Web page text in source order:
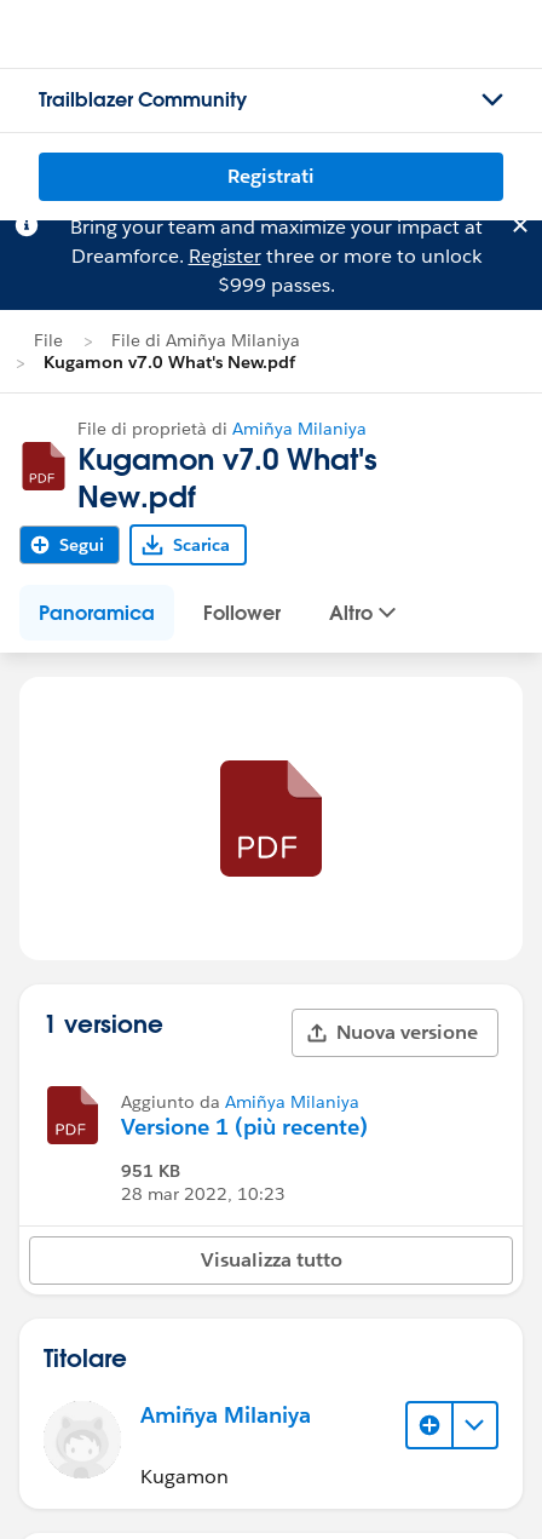
Trailblazer Community
Registrati
Bring your team and maximize your impact at
Dreamforce. Registerthree or more to unlock
$999 passes.
File
File di Amiñya Milaniya
Kugamon v7.0 What's New.pdf
File di proprietà di Amiñya Milaniya
Kugamon v7.0 What's
New.pdf
Segui Scarica
Panoramica Follower Altro
1 versione Nuova versione
Aggiunto da Amiñya Milaniya
Versione 1 (più recente)
951 KB
28 mar 2022, 10:23
Visualizza tutto
Titolare
Amiñya Milaniya
Kugamon